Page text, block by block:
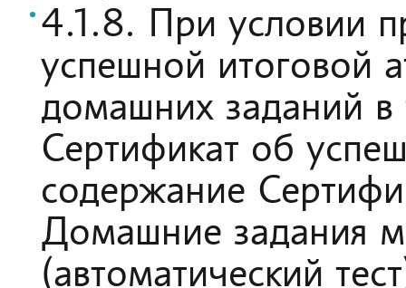
4.1.8. При условии
успешной итоговой
домашних заданий в
Сертификат об
содержание
Домашние задания
(автоматический